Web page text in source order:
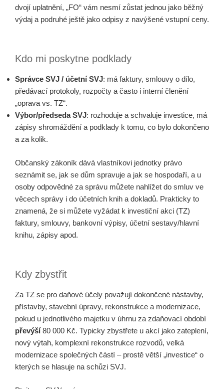
dvojí uplatnění, „FO“ vám nesmí zůstat jednou jako běžný
výdaj a podruhé ještě jako odpisy z navýšené vstupní ceny.
Kdo mi poskytne podklady
Správce SVJ / účetní SVJ: má faktury, smlouvy o dílo,
předávací protokoly, rozpočty a často i interní členění
„oprava vs. TZ“.
Výbor/předseda SVJ: rozhoduje a schvaluje investice, má
zápisy shromáždění a podklady k tomu, co bylo dokončeno
a za kolik.
Občanský zákoník dává vlastníkovi jednotky právo
seznámit se, jak se dům spravuje a jak se hospodaří, a u
osoby odpovědné za správu můžete nahlížet do smluv ve
věcech správy i do účetních knih a dokladů. Prakticky to
znamená, že si můžete vyžádat k investiční akci (TZ)
faktury, smlouvy, bankovní výpisy, účetní sestavy/hlavní
knihu, zápisy apod.
Kdy zbystřit
Za TZ se pro daňové účely považují dokončené nástavby,
přístavby, stavební úpravy, rekonstrukce a modernizace,
pokud u jednotlivého majetku v úhrnu za zdaňovací období
převýší80 000 Kč. Typicky zbystřete u akcí jako zateplení,
nový výtah, komplexní rekonstrukce rozvodů, velká
modernizace společných částí – prostě větší „investice“ o
kterých se hlasuje na schůzi SVJ.